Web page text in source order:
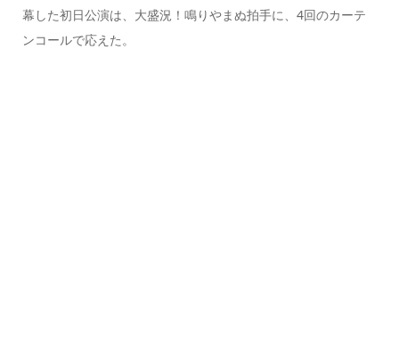
幕した初日公演は、大盛況！鳴りやまぬ拍手に、4回のカーテ
ンコールで応えた。